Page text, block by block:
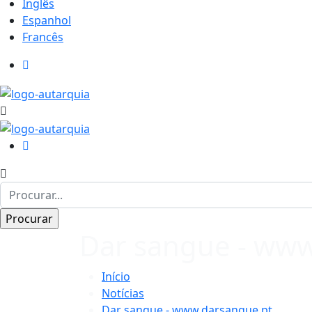
Inglês
Espanhol
Francês
Início
Notícias